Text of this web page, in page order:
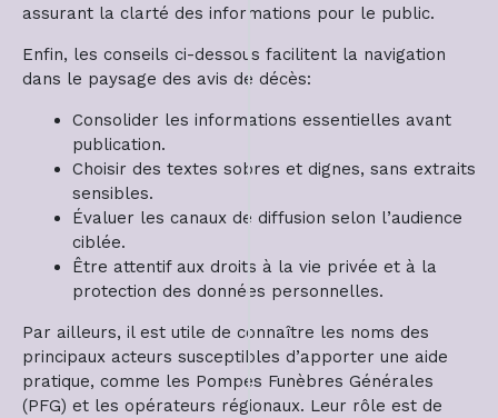
assurant la clarté des informations pour le public.
Enfin, les conseils ci-dessous facilitent la navigation
dans le paysage des avis de décès:
Consolider les informations essentielles avant
publication.
Choisir des textes sobres et dignes, sans extraits
sensibles.
Évaluer les canaux de diffusion selon l’audience
ciblée.
Être attentif aux droits à la vie privée et à la
protection des données personnelles.
Par ailleurs, il est utile de connaître les noms des
principaux acteurs susceptibles d’apporter une aide
pratique, comme les Pompes Funèbres Générales
(PFG) et les opérateurs régionaux. Leur rôle est de